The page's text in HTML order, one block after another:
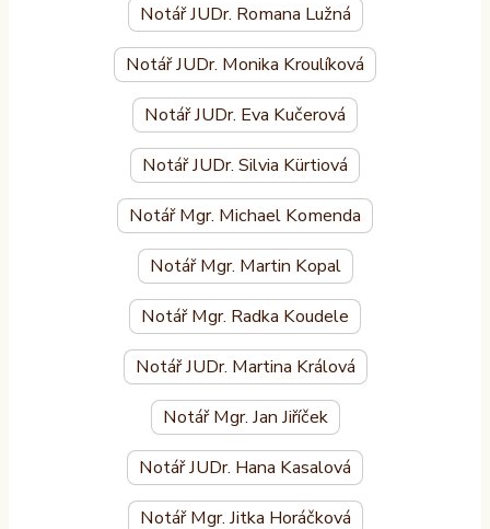
Notář JUDr. Romana Lužná
Notář JUDr. Monika Kroulíková
Notář JUDr. Eva Kučerová
Notář JUDr. Silvia Kürtiová
Notář Mgr. Michael Komenda
Notář Mgr. Martin Kopal
Notář Mgr. Radka Koudele
Notář JUDr. Martina Králová
Notář Mgr. Jan Jiříček
Notář JUDr. Hana Kasalová
Notář Mgr. Jitka Horáčková